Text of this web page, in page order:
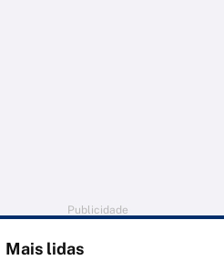
Publicidade
Mais lidas